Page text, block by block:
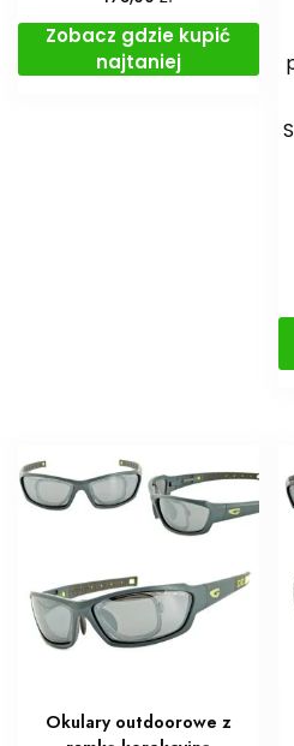
Zobacz gdzie kupić
najtaniej
Okulary outdoorowe z